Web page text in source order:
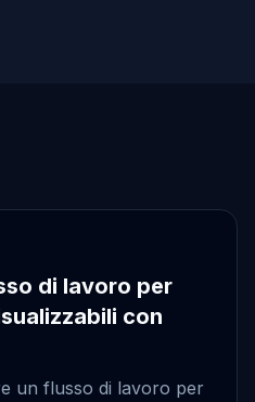
di lavoro per
con
un flusso di lavoro per